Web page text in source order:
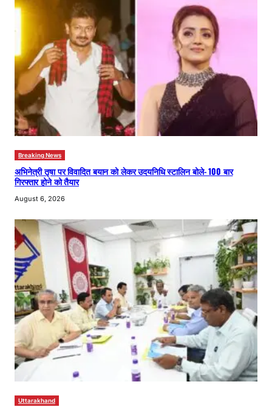
Breaking News
अभिनेत्री तृषा पर विवादित बयान को लेकर उदयनिधि स्टालिन बोले- 100 बार
गिरफ्तार होने को तैयार
August 6, 2026
Uttarakhand